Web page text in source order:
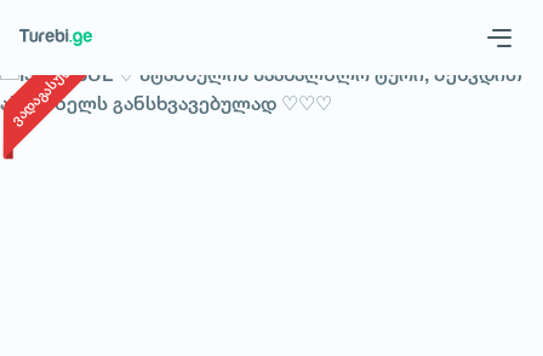
Geo Eng
ვადაგასული